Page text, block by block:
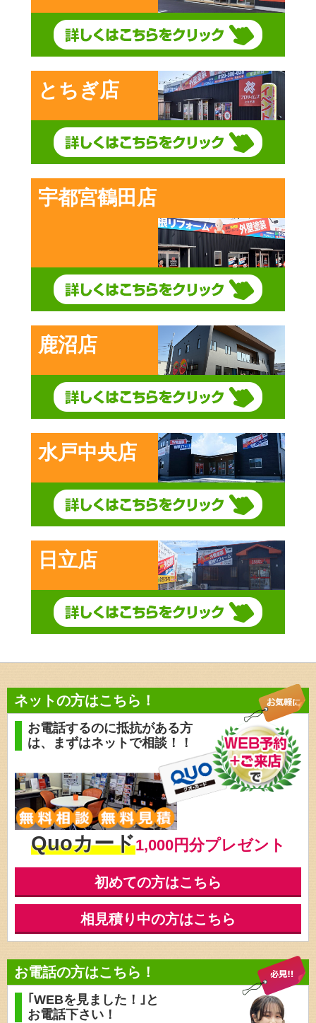
とちぎ店
宇都宮鶴田店
鹿沼店
水戸中央店
日立店
ネットの方はこちら！
お電話するのに抵抗がある方
は、
まずはネットで相談！！
Quoカード1,000円分プレゼント
初めての方はこちら
相見積り中の方はこちら
お電話の方はこちら！
｢WEBを見ました！｣と
お電話下さい！